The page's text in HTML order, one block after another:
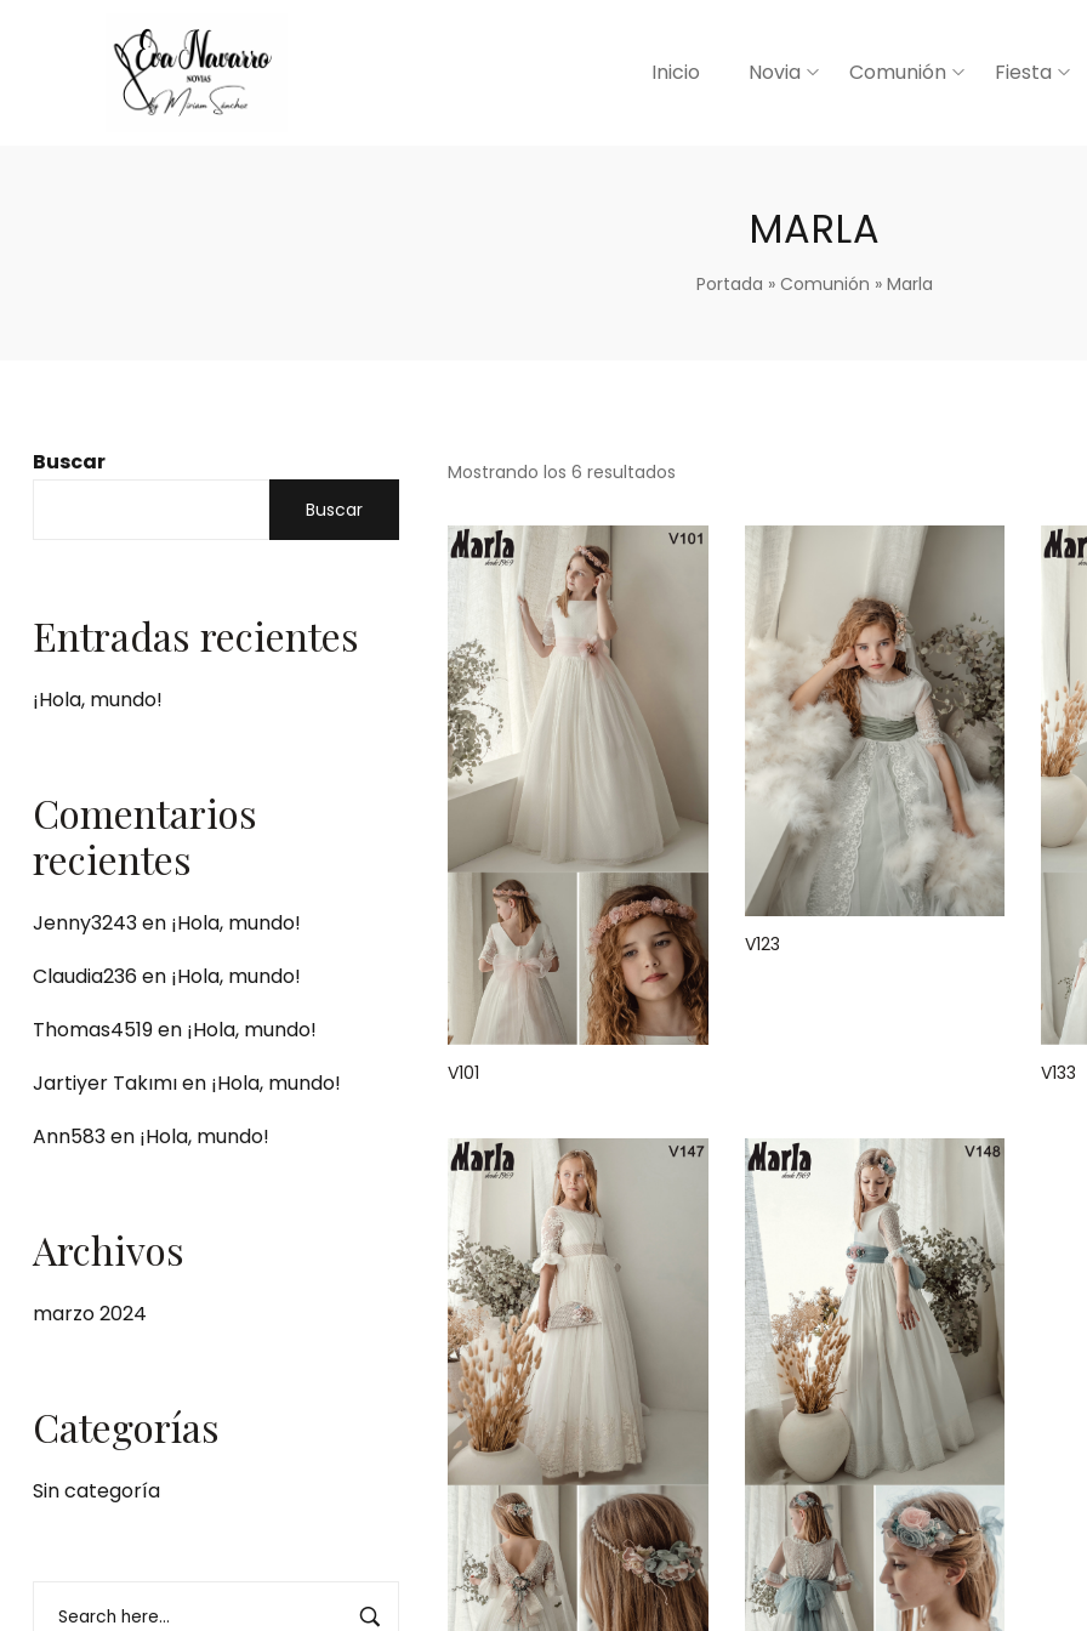
Inicio Novia Comunión Fiesta
MARLA
Portada »Comunión »Marla
Buscar
Buscar
Entradas recientes
¡Hola, mundo!
Comentarios
recientes
Jenny3243en ¡Hola, mundo!
Claudia236en ¡Hola, mundo!
Thomas4519en ¡Hola, mundo!
Jartiyer Takımıen ¡Hola, mundo!
Ann583en ¡Hola, mundo!
Archivos
marzo 2024
Categorías
Sin categoría
Mostrando los 6 resultados
V101
V123
V133